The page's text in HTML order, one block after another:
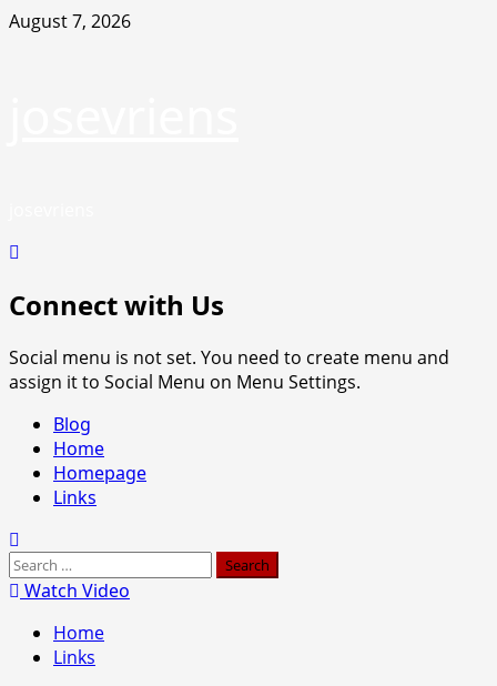
Skip
August 7, 2026
Connect with Us
Social menu is not set. You need to create menu and
assign it to Social Menu on Menu Settings.
Primary
Menu
Blog
Home
Homepage
Links
Search
for:Watch Video
Home
Links